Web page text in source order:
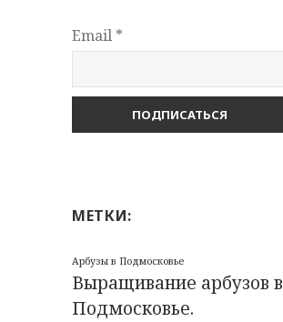
Email *
ПОДПИСАТЬСЯ
МЕТКИ:
Арбузы в Подмосковье
Выращивание арбузов в
Подмосковье.